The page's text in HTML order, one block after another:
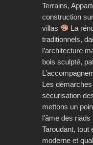
Terrains,
construction
villas
La
traditionnels,
l’architecture
bois sculpté,
Les
sécurisation
mettons un
l’âme des
Taroudant, tout
moderne et